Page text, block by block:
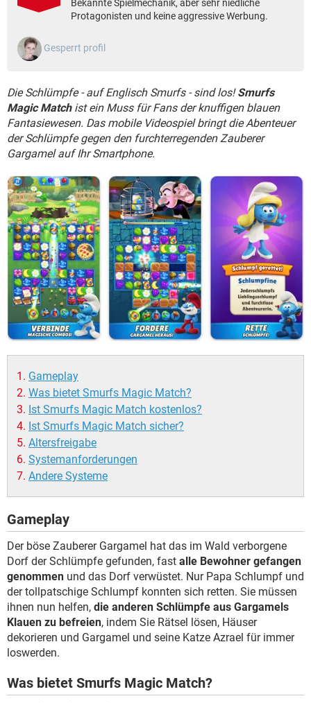
FACEBOOK HARDWARE
Bekannte Spielmechanik, aber sehr niedliche
Protagonisten und keine aggressive Werbung.
Gesperrt profil
Die Schlümpfe - auf Englisch Smurfs - sind los!Smurfs
Magic Matchist ein Muss für Fans der knuffigen blauen
Fantasiewesen. Das mobile Videospiel bringt die Abenteuer
der Schlümpfe gegen den furchterregenden Zauberer
Gargamel auf Ihr Smartphone.
Gameplay
Was bietet Smurfs Magic Match?
Ist Smurfs Magic Match kostenlos?
Ist Smurfs Magic Match sicher?
Altersfreigabe
Systemanforderungen
Andere Systeme
Gameplay
Der böse Zauberer Gargamel hat das im Wald verborgene
Dorf der Schlümpfe gefunden, fast alle Bewohner gefangen
genommen und das Dorf verwüstet. Nur Papa Schlumpf und
der tollpatschige Schlumpf konnten sich retten. Sie müssen
ihnen nun helfen, die anderen Schlümpfe aus Gargamels
Klauen zu befreien, indem Sie Rätsel lösen, Häuser
dekorieren und Gargamel und seine Katze Azrael für immer
loswerden.
Was bietet Smurfs Magic Match?